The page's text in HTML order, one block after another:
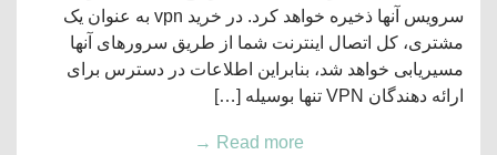
سرویس آنها ذخیره خواهد کرد. در خرید vpn به عنوان یک
مشتری، کل اتصال اینترنت شما از طریق سرورهای آنها
مسیریابی خواهد شد، بنابراین اطلاعات در دسترس برای
ارائه دهندگان VPN تنها بوسیله […]
Read more
→